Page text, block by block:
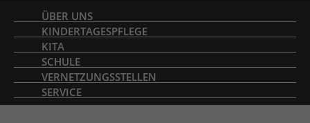
Inhaltsverzeichnis
ÜBER UNS
KINDERTAGESPFLEGE
KITA
SCHULE
VERNETZUNGSSTELLEN
SERVICE